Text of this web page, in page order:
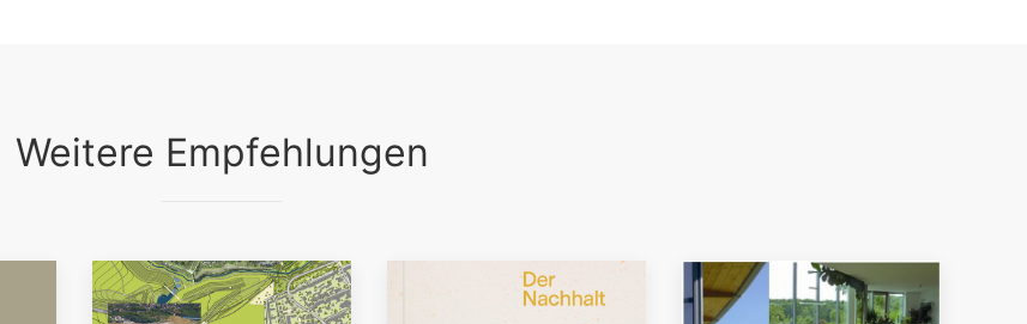
Weitere Empfehlungen